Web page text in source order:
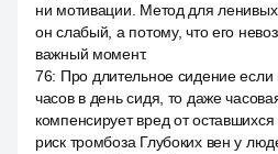
ни мотивации. Метод для
он слабый, а потому, что его
важный момент.
76: Про длительное сидение
часов в день сидя, то даже
компенсирует вред от
риск тромбоза Глубоких вен у